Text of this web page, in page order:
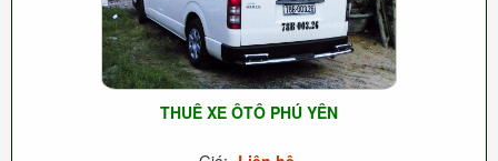
THUÊ XE ÔTÔ PHÚ YÊN